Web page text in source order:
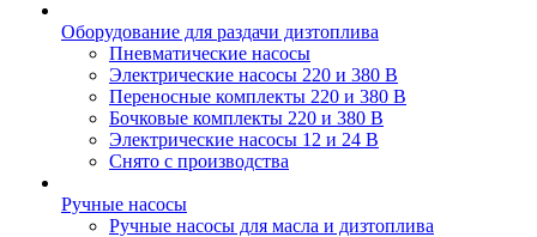
Оборудование для раздачи дизтоплива
Пневматические насосы
Электрические насосы 220 и 380 В
Переносные комплекты 220 и 380 В
Бочковые комплекты 220 и 380 В
Электрические насосы 12 и 24 В
Снято с производства
Ручные насосы
Ручные насосы для масла и дизтоплива